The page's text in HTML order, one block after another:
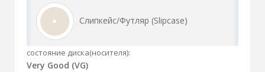
Слипкейс/Футляр (Slipcase)
состояние диска(носителя):
Very Good (VG)